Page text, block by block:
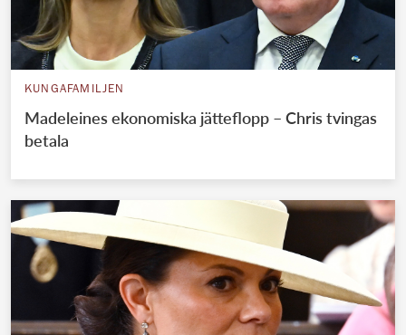
KUNGAFAMILJEN
Madeleines ekonomiska jätteflopp – Chris tvingas
betala